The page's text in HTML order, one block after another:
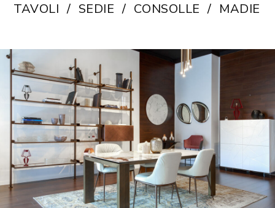
TAVOLI SEDIE CONSOLLE MADIE E